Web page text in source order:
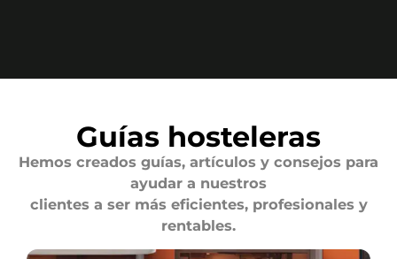
Guías hosteleras
Hemos creados guías, artículos y consejos para
ayudar a nuestros
clientes a ser más eficientes, profesionales y
rentables.